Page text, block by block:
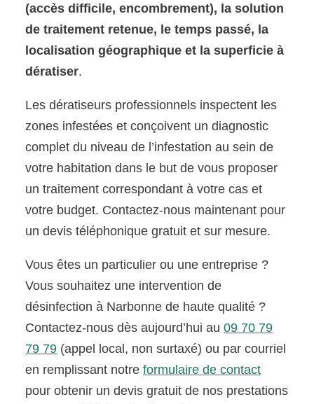
(accès difficile, encombrement), la solution
de traitement retenue, le temps passé, la
localisation géographique et la superficie à
dératiser.
Les dératiseurs professionnels inspectent les
zones infestées et conçoivent un diagnostic
complet du niveau de l’infestation au sein de
votre habitation dans le but de vous proposer
un traitement correspondant à votre cas et
votre budget. Contactez-nous maintenant pour
un devis téléphonique gratuit et sur mesure.
Vous êtes un particulier ou une entreprise ?
Vous souhaitez une intervention de
désinfection à Narbonne de haute qualité ?
Contactez-nous dès aujourd’hui au09 70 79
79 79 (appel local, non surtaxé) ou par courriel
en remplissant notreformulaire de contact
pour obtenir un devis gratuit de nos prestations